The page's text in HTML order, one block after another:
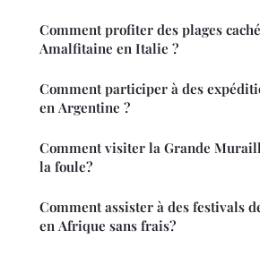
Comment profiter des plages
Amalfitaine en Italie ?
Comment participer à des
en Argentine ?
Comment visiter la Grande
la foule?
Comment assister à des festivals
en Afrique sans frais?